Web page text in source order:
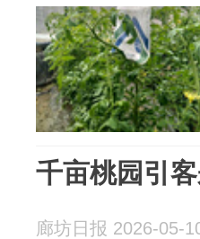
千亩桃园引
廊坊日报 2026-05-